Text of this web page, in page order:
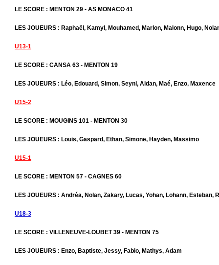
LE SCORE : MENTON 29 - AS MONACO 41
LES JOUEURS : Raphaël, Kamyl, Mouhamed, Marlon, Malonn, Hugo,
U13-1
LE SCORE : CANSA 63 - MENTON 19
LES JOUEURS : Léo, Edouard, Simon, Seyni, Aidan, Maé, Enzo, Maxence
U15-2
LE SCORE : MOUGINS 101 - MENTON 30
LES JOUEURS : Louis, Gaspard, Ethan, Simone, Hayden, Massimo
U15-1
LE SCORE : MENTON 57 - CAGNES 60
LES JOUEURS : Andréa, Nolan, Zakary, Lucas, Yohan, Lohann, Esteban,
U18-3
LE SCORE : VILLENEUVE-LOUBET 39 - MENTON 75
LES JOUEURS : Enzo, Baptiste, Jessy, Fabio, Mathys, Adam